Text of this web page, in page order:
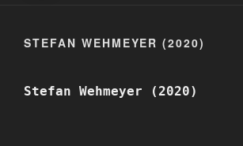
STEFAN WEHMEYER (2020)
Stefan Wehmeyer (2020)